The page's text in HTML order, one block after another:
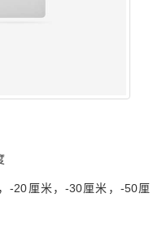
-20厘米，-30厘米，-50厘